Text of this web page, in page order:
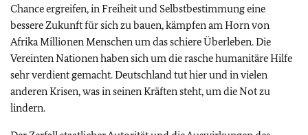
Chance ergreifen, in Freiheit und Selbstbestimmung eine
bessere Zukunft für sich zu bauen, kämpfen am Horn von
Afrika Millionen Menschen um das schiere Überleben. Die
Vereinten Nationen haben sich um die rasche humanitäre Hilfe
sehr verdient gemacht. Deutschland tut hier und in vielen
anderen Krisen, was in seinen Kräften steht, um die Not zu
lindern.